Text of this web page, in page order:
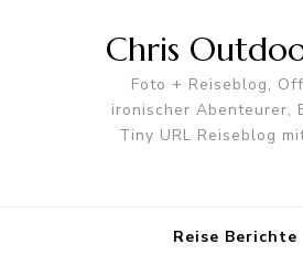
Chris
Foto + Reiseblog,
ironischer Abenteurer,
Tiny URL Reiseblog
Reise Berichte